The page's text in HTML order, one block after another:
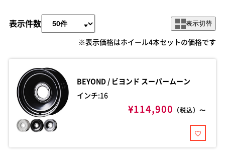
表示件数 表示切替
※表示価格はホイール4本セットの価格です
BEYOND / ビヨンド スーパームーン
インチ:16
¥114,900 （税込）〜